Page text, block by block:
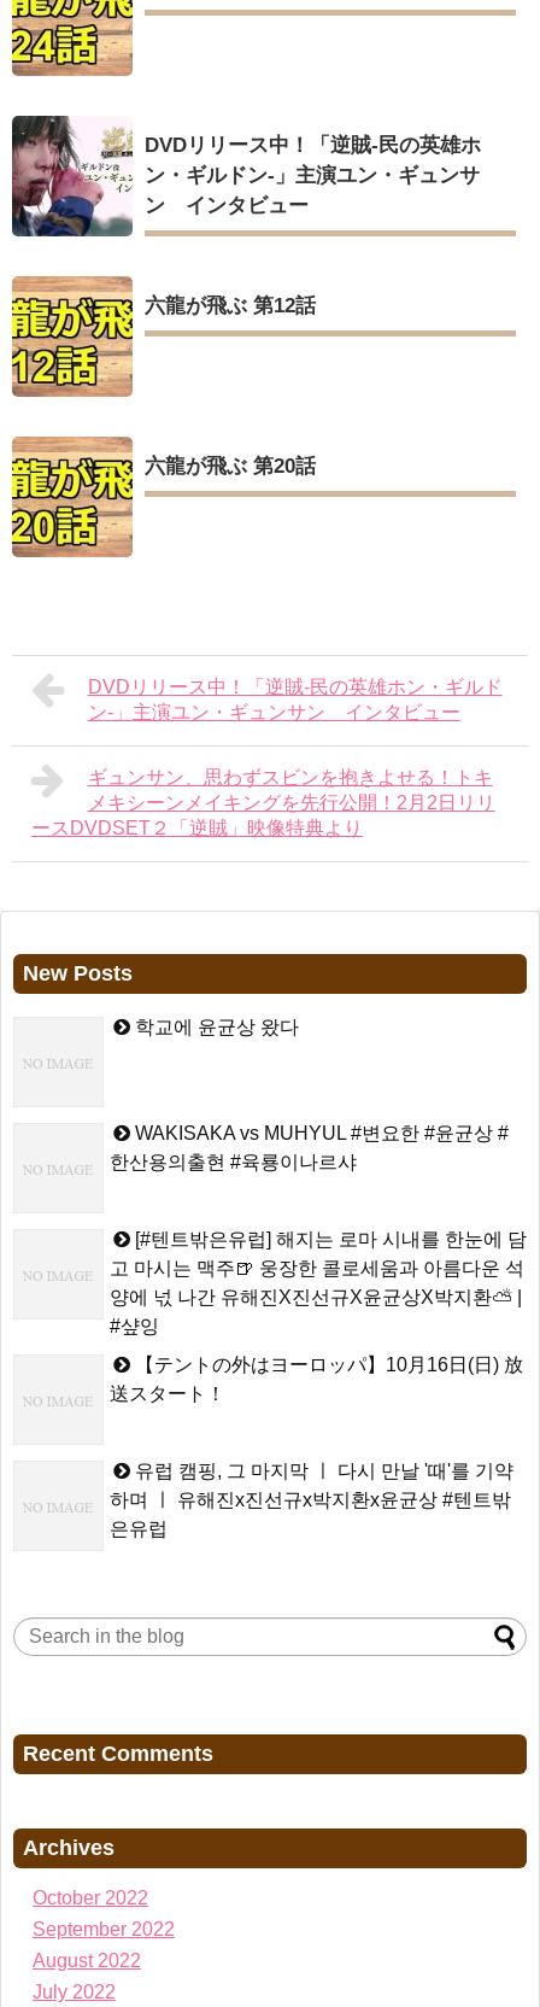
DVDリリース中！「逆賊‐民の英雄ホ
ン・ギルドン‐」主演ユン・ギュンサ
ン インタビュー
六龍が飛ぶ 第12話
六龍が飛ぶ 第20話
DVDリリース中！「逆賊‐民の英雄ホン・ギルド
ン‐」主演ユン・ギュンサン インタビュー
ギュンサン、思わずスビンを抱きよせる！トキ
メキシーンメイキングを先行公開！2月2日リリ
ースDVDSET２「逆賊」映像特典より
New Posts
학교에 윤균상 왔다
WAKISAKA vs MUHYUL #변요한 #윤균상 #
한산용의출현 #육룡이나르샤
[#텐트밖은유럽] 해지는 로마 시내를 한눈에 담
고 마시는 맥주🍺 웅장한 콜로세움과 아름다운 석
양에 넋 나간 유해진X진선규X윤균상X박지환⛅ |
#샾잉
【テントの外はヨーロッパ】10月16日(日) 放
送スタート！
유럽 캠핑, 그 마지막 ㅣ 다시 만날 '때'를 기약
하며 ㅣ 유해진x진선규x박지환x윤균상 #텐트밖
은유럽
Recent Comments
Archives
October 2022
September 2022
August 2022
July 2022